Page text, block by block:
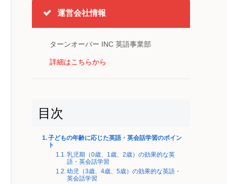
運営会社情報
ターンオーバー INC 英語事業部
詳細はこちらから
目次
子どもの年齢に応じた英語・英会話学習のポイン
ト
乳児期（0歳、1歳、2歳）の効果的な英
語・英会話学習
幼児（3歳、4歳、5歳）の効果的な英語・
英会話学習